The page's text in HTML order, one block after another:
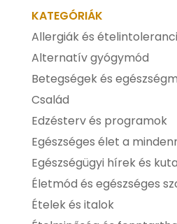
KATEGÓRIÁK
Allergiák és
Alternatív gyógymód
Betegségek és
Család
Edzésterv és programok
Egészséges élet a
Egészségügyi hírek és
Életmód és egészséges
Ételek és italok